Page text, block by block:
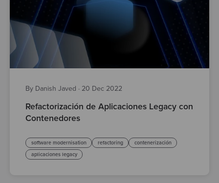
By Danish Javed · 20 Dec 2022
Refactorización de Aplicaciones Legacy con
Contenedores
software modernisation refactoring
contenerización
aplicaciones legacy